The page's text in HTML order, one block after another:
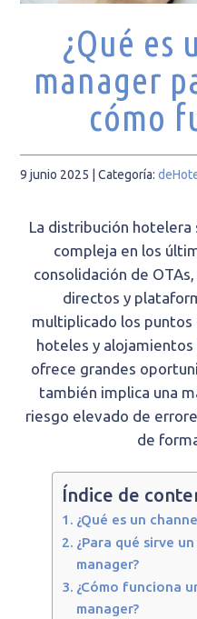
¿Qué es
manager
cómo
9 junio 2025 | Categoría:
La distribución hotelera
compleja en los
consolidación de
directos y
multiplicado los
hoteles y
ofrece grandes
también implica una
riesgo elevado de
de
Índice de
¿Qué es un
¿Para qué sirve
manager?
¿Cómo funciona
manager?